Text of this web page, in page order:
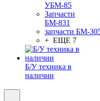
УБМ-85
Запчасти
БМ-831
запчасти БМ-
+ ЕЩЕ 7
Б/У техника в
наличии